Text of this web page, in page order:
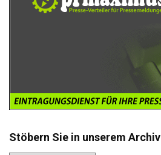
Stöbern Sie in unserem Archiv